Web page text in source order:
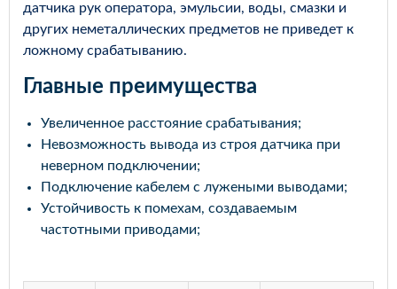
датчика рук оператора, эмульсии, воды, смазки и
других неметаллических предметов не приведет к
ложному срабатыванию.
Главные преимущества
Увеличенное расстояние срабатывания;
Невозможность вывода из строя датчика при
неверном подключении;
Подключение кабелем с лужеными выводами;
Устойчивость к помехам, создаваемым
частотными приводами;